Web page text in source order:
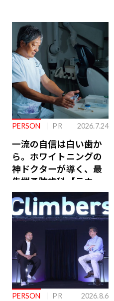
PERSON PR 2026.7.24
一流の自信は白い歯か
ら。ホワイトニングの
神ドクターが導く、最
先端予防歯科【ラウン
ジ会員特典あり】
PERSON PR 2026.8.6